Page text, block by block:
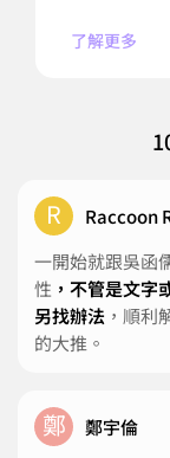
了解更多
R
Raccoon
一開始就跟吳函
性 ，不管是文字
另找辦法 ，順利
的大推。
鄭
鄭宇倫